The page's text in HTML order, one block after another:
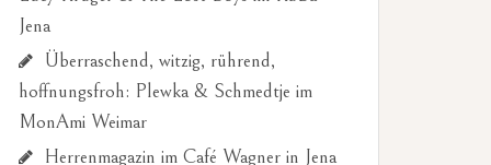
Jena
Überraschend, witzig, rührend,
hoffnungsfroh: Plewka & Schmedtje im
MonAmi Weimar
Herrenmagazin im Café Wagner in Jena